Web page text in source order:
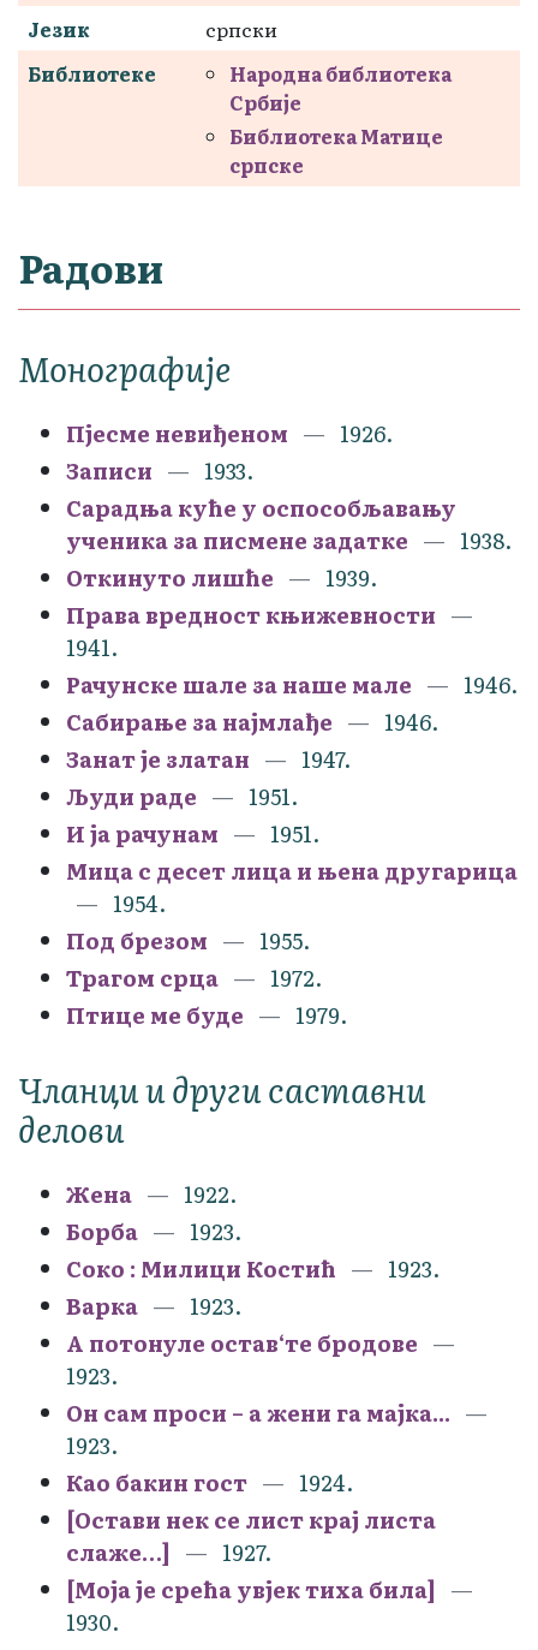
Језик
српски
Библиотеке
Народна библиотека
Србије
Библиотека Матице
српске
Радови
Монографије
Пјесме невиђеном
1926.
Записи
1933.
Сарадња куће у оспособљавању
ученика за писмене задатке
1938.
Откинуто лишће
1939.
Права вредност књижевности
1941.
Рачунске шале за наше мале
1946.
Сабирање за најмлађе
1946.
Занат је златан
1947.
Људи раде
1951.
И ја рачунам
1951.
Мица с десет лица и њена другарица
1954.
Под брезом
1955.
Трагом срца
1972.
Птице ме буде
1979.
Чланци и други саставни
делови
Жена
1922.
Борба
1923.
Соко : Милици Костић
1923.
Варка
1923.
А потонуле остав‘те бродове
1923.
Он сам проси – а жени га мајка...
1923.
Као бакин гост
1924.
[Остави нек се лист крај листа
слаже…]
1927.
[Моја је срећа увјек тиха била]
1930.